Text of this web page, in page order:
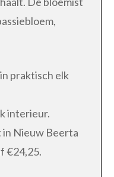
praktisch elk
interieur.
in Nieuw Beerta
€24,25.